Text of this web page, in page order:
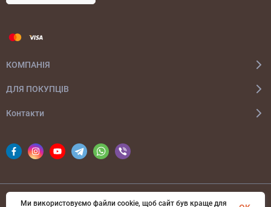
КОМПАНІЯ
ДЛЯ ПОКУПЦІВ
Контакти
Ми використовуємо файли cookie, щоб сайт був краще для